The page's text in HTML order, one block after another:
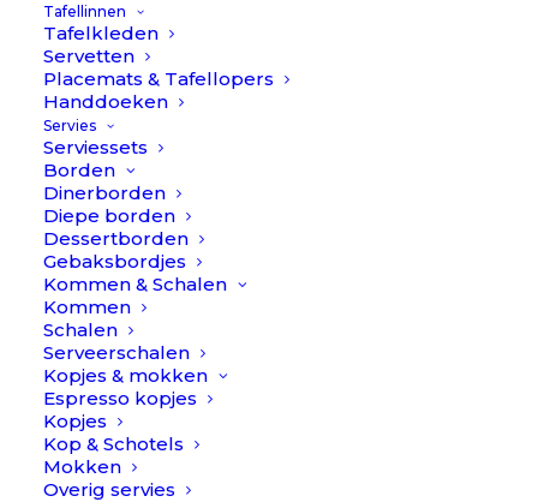
Tafellinnen
Tafelkleden
Servetten
Placemats & Tafellopers
Handdoeken
Servies
Serviessets
Borden
Dinerborden
Diepe borden
Dessertborden
Gebaksbordjes
Kommen & Schalen
Kommen
Schalen
Serveerschalen
Kopjes & mokken
Espresso kopjes
Kopjes
Kop & Schotels
Mokken
Overig servies
Cutipol Ebony - Zwart/RVS - Bestekset 24-delig